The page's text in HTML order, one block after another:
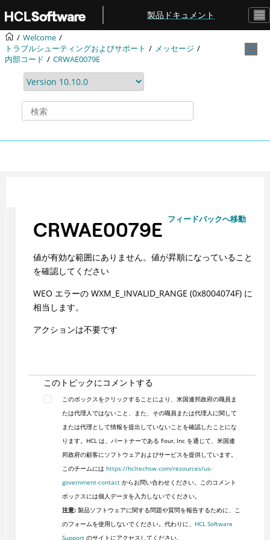
メインコンテンツにジャンプ
製品ドキュメント
Welcome
トラブルシューティングおよびサポート
メッセージ
内部コード
CRWAE0079E
フィードバックへ移動
CRWAE0079E
値が有効な範囲にありません。値が昇順になっていること
を確認してください
WEO エラーの WXM_E_INVALID_RANGE (0x8004074F) に
相当します。
アクションは不要です
このトピックにコメントする
このボックスをクリックすることにより、米国連邦政府の職員ま
たは代理人ではないこと、また、その職員または代理人に関して
または代理として情報を提出していないことを確認したことにな
ります。HCL は、パートナーである Four, Inc を通じて、米国連
邦政府の顧客にソフトウェアおよびサービスを提供しています。
このチームには https://hcltechsw.com/resources/us-
government-contactからお問い合わせください。このコメント
ボックスには個人データを入力しないでください。
注意:製品ソフトウェアに関する問題や質問を報告するために、こ
のフォームを使用しないでください。代わりに、 HCL Software
Supportのサイトにアクセスしてください。